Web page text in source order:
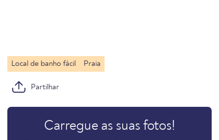
Local de banho fácil Praia
Partilhar
Carregue as suas fotos!